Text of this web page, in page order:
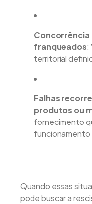
franqueados:
territorial
Falhas
produtos ou
fornecimento
funcionamento
Quando essas
pode buscar a